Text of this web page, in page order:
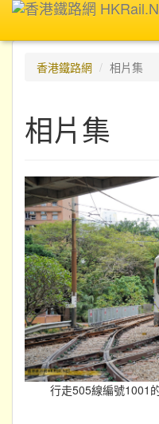
香港鐵路網
相片集
相片集
行走505線編號1001